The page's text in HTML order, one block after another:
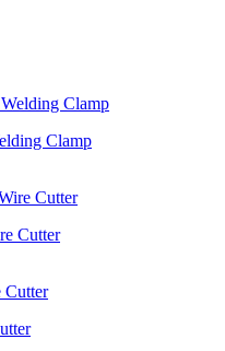
Clamp
Cutter